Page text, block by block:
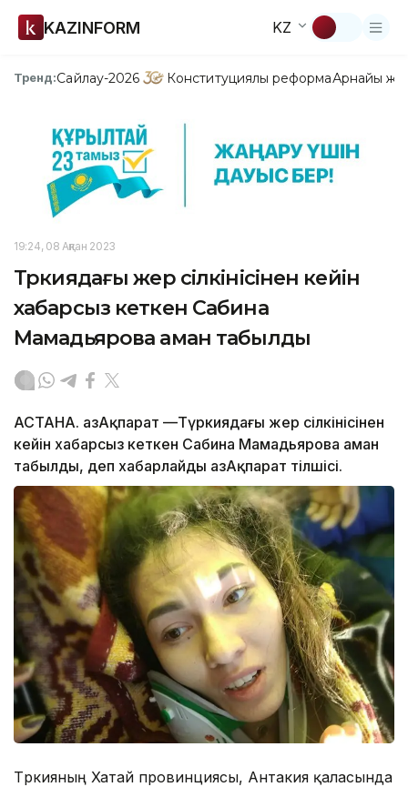
KAZINFORM KZ
Тренд:Сайлау-2026 Конституциялық реформаАрнайы
19:24, 08 Ақпан 2023
Түркиядағы жер сілкінісінен кейін
хабарсыз кеткен Сабина
Мамадьярова аман табылды
АСТАНА. ҚазАқпарат —Түркиядағы жер сілкінісінен
кейін хабарсыз кеткен Сабина Мамадьярова аман
табылды, деп хабарлайды ҚазАқпарат тілшісі.
Түркияның Хатай провинциясы, Антакия қаласында